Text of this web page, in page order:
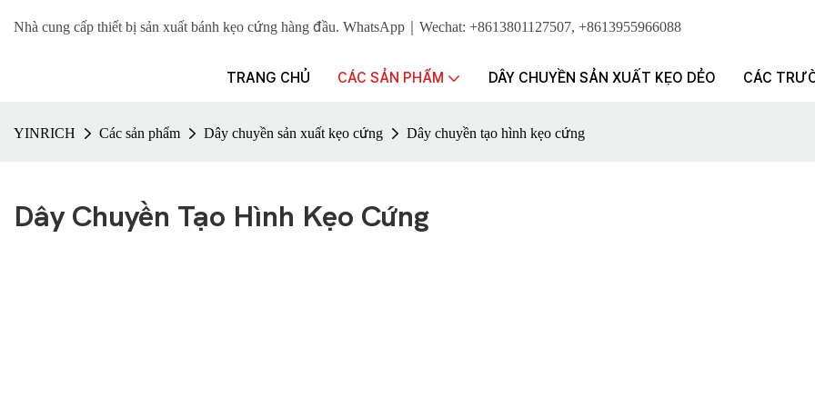
Nhà cung cấp thiết bị sản xuất bánh kẹo cứng hàng đầu. WhatsApp｜Wechat: +8613801127507, +8613955966088
TRANG CHỦ CÁC SẢN PHẨM DÂY CHUYỀN SẢN XUẤT KẸO DẺO CÁC
YINRICH Các sản phẩm Dây chuyền sản xuất kẹo cứng Dây chuyền tạo hình kẹo cứng
Dây Chuyền Tạo Hình Kẹo Cứng